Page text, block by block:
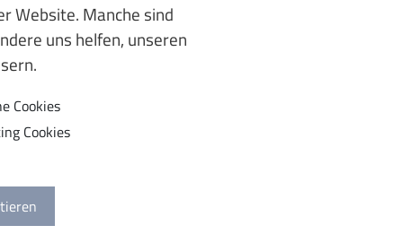
Website. Manche sind
uns helfen, unseren
Cookies
Cookies